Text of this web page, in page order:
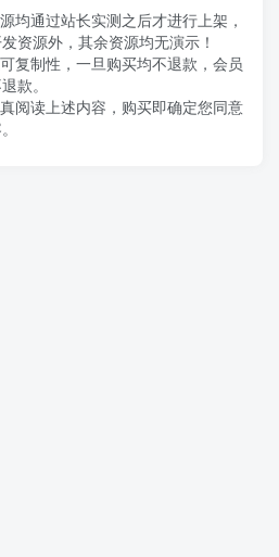
均通过站长实测之后才进行上架，
资源外，其余资源均无演示！
复制性，一旦购买均不退款，会员
款。
阅读上述内容，购买即确定您同意